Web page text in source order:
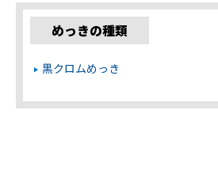
めっきの種類
黒クロムめっき